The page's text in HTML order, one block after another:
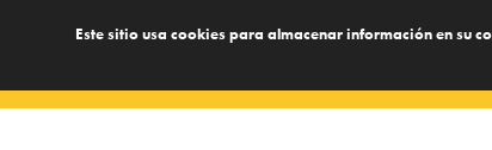
Este sitio usa cookies para almacenar información en su